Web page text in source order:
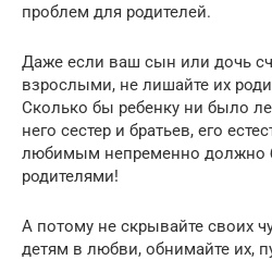
проблем для родителей.
Даже если ваш сын или дочь
взрослыми, не лишайте их
Сколько бы ребенку ни было
него сестер и братьев, его
любимым непременно должно
родителями!
А потому не скрывайте своих
детям в любви, обнимайте их,